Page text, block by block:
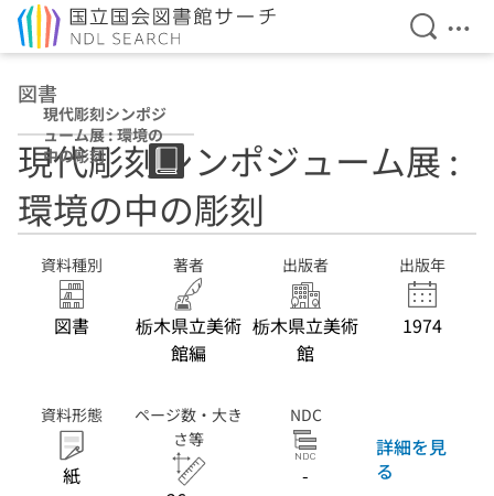
検索を
メ
図書
現代彫刻シンポジ
ューム展 : 環境の
中の彫刻
現代彫刻シンポジューム展 :
環境の中の彫刻
資料種別
図書
著者
栃木県立美術
館編
出版者
栃木県立美術
館
出版年
1974
資料形態
紙
ページ数・大き
さ等
NDC
-
詳細を見
る